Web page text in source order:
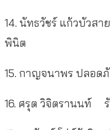
14. นัทธวัชร์ แก้วบัวสาย
พินิต
15. กาญจนาพร ปลอด
16. ศรุต วิจิตรานนท์